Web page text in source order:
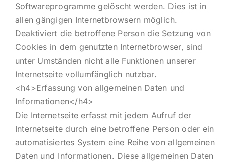
Softwareprogramme gelöscht werden. Dies ist in
allen gängigen Internetbrowsern möglich.
Deaktiviert die betroffene Person die Setzung von
Cookies in dem genutzten Internetbrowser, sind
unter Umständen nicht alle Funktionen unserer
Internetseite vollumfänglich nutzbar.
<h4>Erfassung von allgemeinen Daten und
Informationen</h4>
Die Internetseite erfasst mit jedem Aufruf der
Internetseite durch eine betroffene Person oder ein
automatisiertes System eine Reihe von allgemeinen
Daten und Informationen. Diese allgemeinen Daten